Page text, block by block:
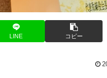
LINE コピー